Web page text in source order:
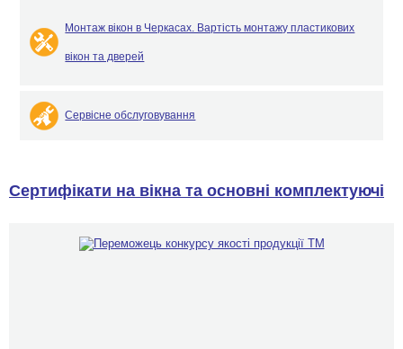
Монтаж вікон в Черкасах. Вартість монтажу пластикових
вікон та дверей
Сервісне обслуговування
Сертифікати на вікна та основні комплектуючі